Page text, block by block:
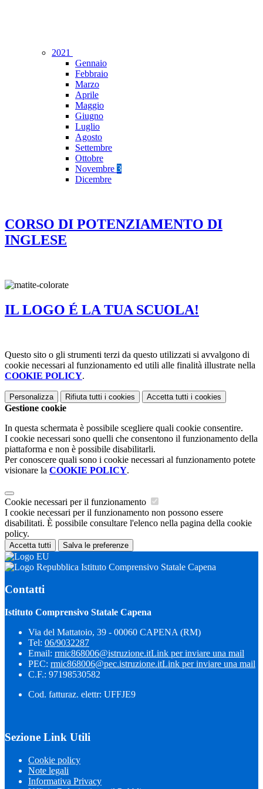
2021
Gennaio
Febbraio
Marzo
Aprile
Maggio
Giugno
Luglio
Agosto
Settembre
Ottobre
Novembre 3
Dicembre
CORSO DI POTENZIAMENTO DI
INGLESE
IL LOGO É LA TUA SCUOLA!
Questo sito o gli strumenti terzi da questo utilizzati si avvalgono di
cookie necessari al funzionamento ed utili alle finalità illustrate nella
COOKIE POLICY.
Personalizza Rifiuta tutti i cookies Accetta tutti i cookies
Gestione cookie
In questa schermata è possibile scegliere quali cookie consentire.
I cookie necessari sono quelli che consentono il funzionamento della
piattaforma e non è possibile disabilitarli.
Per conoscere quali sono i cookie necessari al funzionamento potete
visionare la COOKIE POLICY.
Cookie necessari per il funzionamento
I cookie necessari per il funzionamento non possono essere
disabilitati. È possibile consultare l'elenco nella pagina della cookie
policy.
Accetta tutti Salva le preferenze
Istituto Comprensivo Statale Capena
Contatti
Istituto Comprensivo Statale Capena
Via del Mattatoio, 39 - 00060 CAPENA (RM)
Tel: 06/9032287
Email: rmic868006@istruzione.itLink per inviare una mail
PEC: rmic868006@pec.istruzione.itLink per inviare una mail
C.F.: 97198530582
Cod. fatturaz. elettr: UFFJE9
Sezione Link Utili
Cookie policy
Note legali
Informativa Privacy